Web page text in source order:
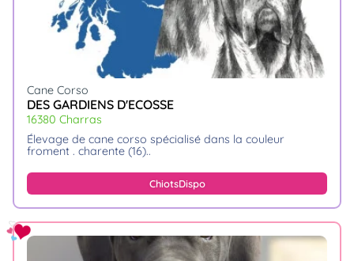
Cane Corso
DES GARDIENS D'ECOSSE
16380 Charras
élevage de cane corso spécialisé dans la couleur
froment . charente (16)
ChiotsDispo